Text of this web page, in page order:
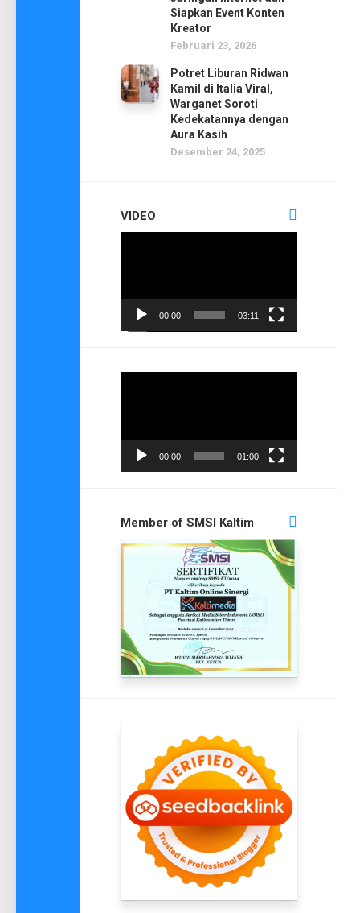
Siapkan Event Konten
Kreator
Februari 23, 2026
Potret Liburan Ridwan
Kamil di Italia Viral,
Warganet Soroti
Kedekatannya dengan
Aura Kasih
Desember 24, 2025
VIDEO
00:00 03:11
00:00 01:00
Member of SMSI Kaltim